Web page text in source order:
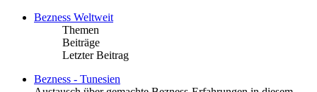
Bezness Weltweit
Themen
Beiträge
Letzter Beitrag
Bezness - Tunesien